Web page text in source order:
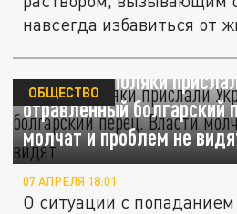
навсегда избавиться от
"Добрые" поляки
отравленный болгарский
молчат и проблем не
ОБЩЕСТВО
07 АПРЕЛЯ 18:01
О ситуации с